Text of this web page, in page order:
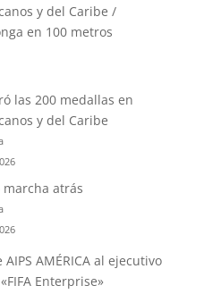
y del Caribe /
en 100 metros
las 200 medallas en
y del Caribe
atrás
AMÉRICA al ejecutivo
Enterprise»